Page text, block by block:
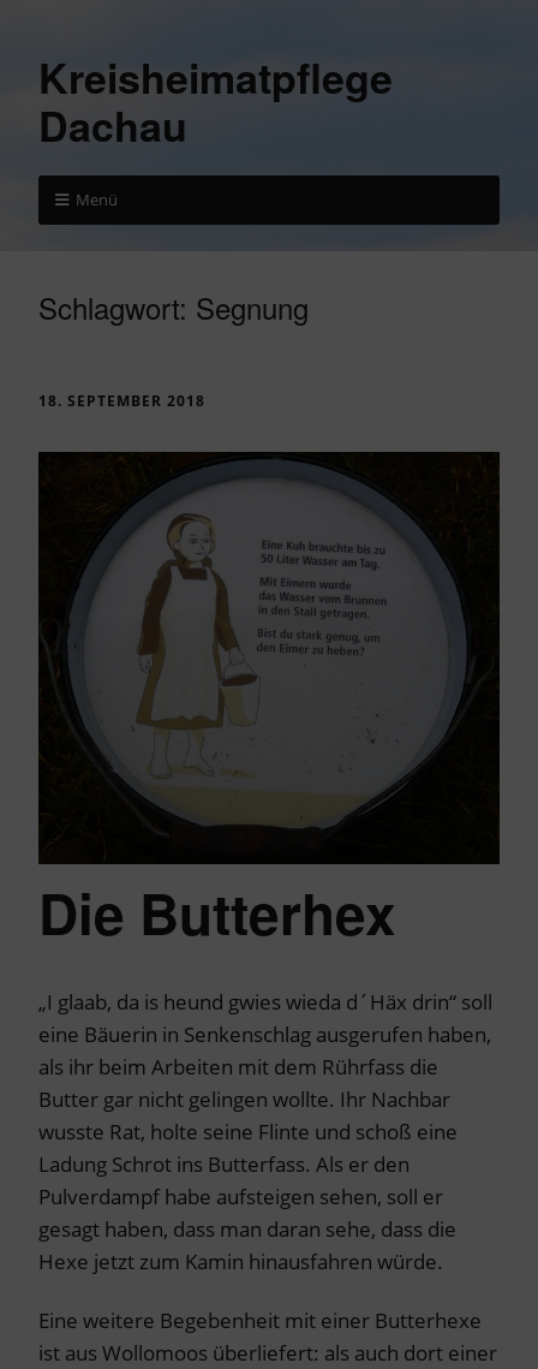
Kreisheimatpflege
Dachau
Menü
Schlagwort: Segnung
18. SEPTEMBER 2018
Die Butterhex
„I glaab, da is heund gwies wieda d´Häx drin“ soll
eine Bäuerin in Senkenschlag ausgerufen haben,
als ihr beim Arbeiten mit dem Rührfass die
Butter gar nicht gelingen wollte. Ihr Nachbar
wusste Rat, holte seine Flinte und schoß eine
Ladung Schrot ins Butterfass. Als er den
Pulverdampf habe aufsteigen sehen, soll er
gesagt haben, dass man daran sehe, dass die
Hexe jetzt zum Kamin hinausfahren würde.
Eine weitere Begebenheit mit einer Butterhexe
ist aus Wollomoos überliefert: als auch dort einer